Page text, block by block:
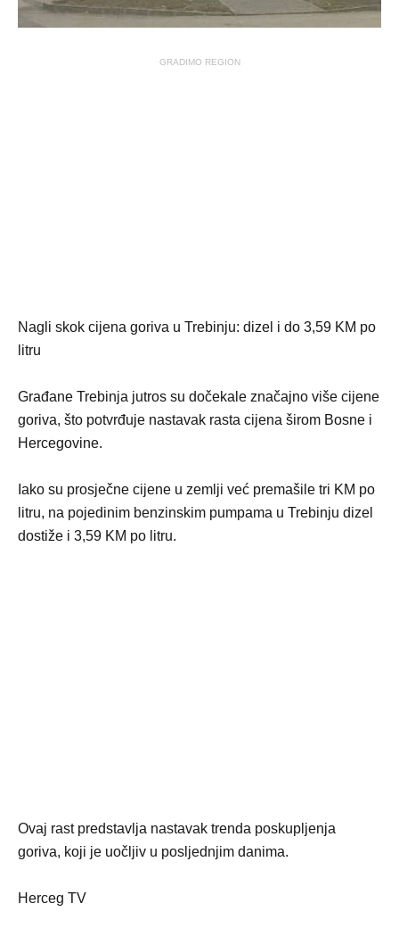
GRADIMO REGION
Nagli skok cijena goriva u Trebinju: dizel i do 3,59 KM po
litru
Građane Trebinja jutros su dočekale značajno više cijene
goriva, što potvrđuje nastavak rasta cijena širom Bosne i
Hercegovine.
Iako su prosječne cijene u zemlji već premašile tri KM po
litru, na pojedinim benzinskim pumpama u Trebinju dizel
dostiže i 3,59 KM po litru.
Ovaj rast predstavlja nastavak trenda poskupljenja
goriva, koji je uočljiv u posljednjim danima.
Herceg TV